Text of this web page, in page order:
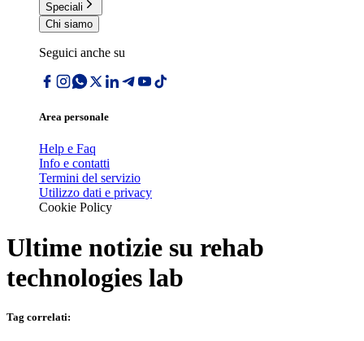
Speciali
Chi siamo
Seguici anche su
Area personale
Help e Faq
Info e contatti
Termini del servizio
Utilizzo dati e privacy
Cookie Policy
Ultime notizie su rehab
technologies lab
Tag correlati: